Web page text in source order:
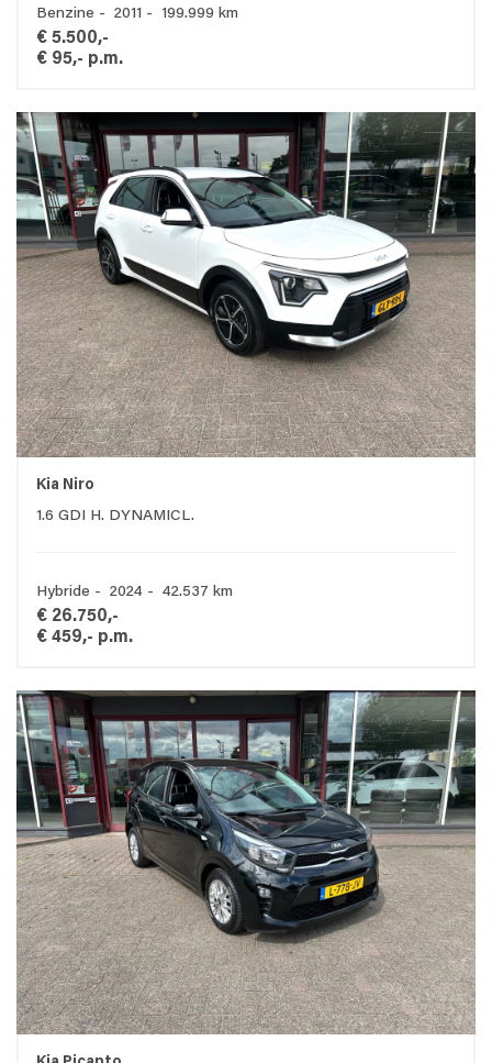
Benzine - 2011 - 199.999 km
€ 5.500,-
€ 95,- p.m.
Kia Niro
1.6 GDI H. DYNAMICL.
Hybride - 2024 - 42.537 km
€ 26.750,-
€ 459,- p.m.